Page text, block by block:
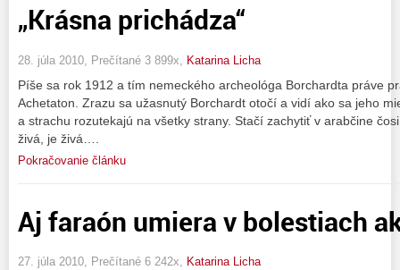
„Krásna prichádza“
28. júla 2010, Prečítané 3 899x, Katarina Licha
Píše sa rok 1912 a tím nemeckého archeológa Borchardta práve
Achetaton. Zrazu sa užasnutý Borchardt otočí a vidí ako sa jeho
a strachu rozutekajú na všetky strany. Stačí zachytiť v arabčine
živá, je živá….
Pokračovanie článku
Aj faraón umiera v bolestiach
27. júla 2010, Prečítané 6 242x, Katarina Licha